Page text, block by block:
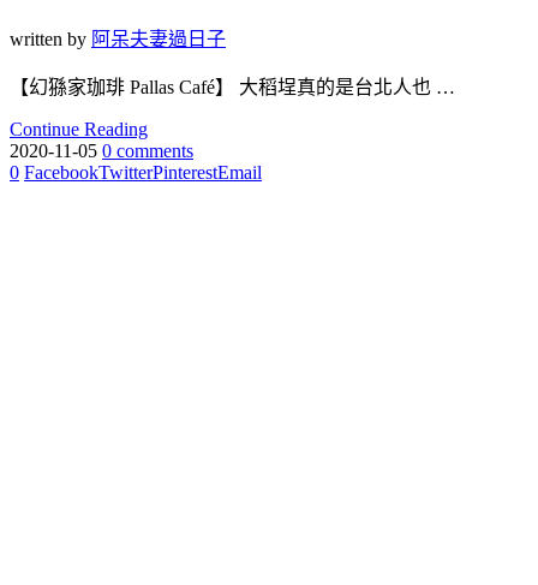
written by 阿呆夫妻過日子
【幻猻家珈琲 Pallas Café】 大稻埕真的是台北人也 …
Continue Reading
2020-11-05 0 comments
0 FacebookTwitterPinterestEmail